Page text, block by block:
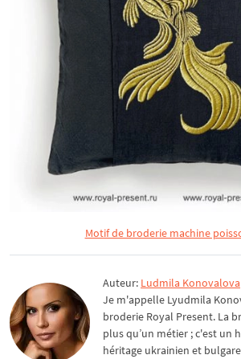
Motif de broderie machine
Auteur: Ludmila Konovalova
Je m'appelle Lyudmila
broderie Royal Present. La
plus qu’un métier ; c'est un
héritage ukrainien et